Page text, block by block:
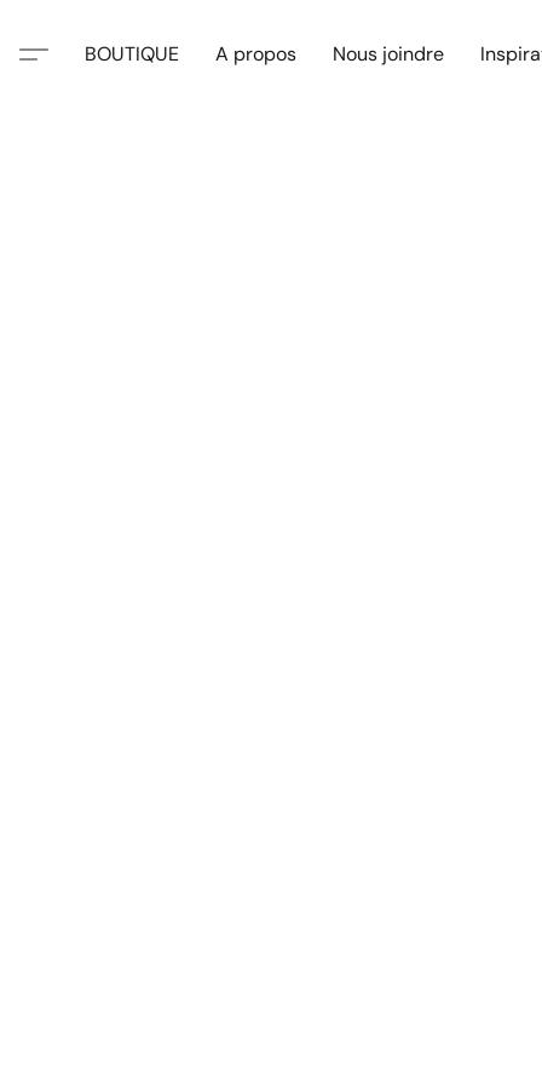
BOUTIQUE A propos Nous joindre